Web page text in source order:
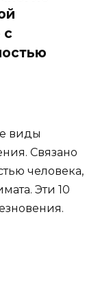
с
виды
Связано
человека,
Эти 10